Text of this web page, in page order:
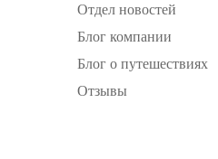
Отдел новостей
Блог компании
Блог о путешествиях
Отзывы